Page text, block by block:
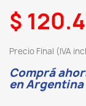
$
Precio Final (IVA
Comprá
en